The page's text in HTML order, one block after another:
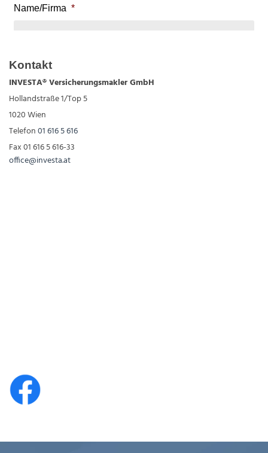
Kontakt
INVESTA® Versicherungsmakler GmbH
Hollandstraße 1/Top 5
1020 Wien
Telefon01 616 5 616
Fax01 616 5 616-33
office@investa.at